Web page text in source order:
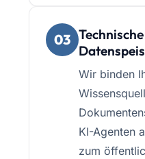
03
Wir binden
KI-Agenten
zum